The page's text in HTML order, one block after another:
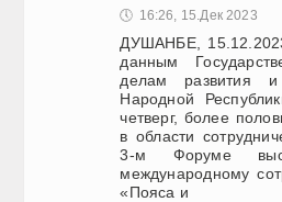
🕔 16:26, 15.Дек 2023
ДУШАНБЕ,
данным
делам развития
Народной
четверг, более
в области
3-м Форуме
международному
«Пояса и